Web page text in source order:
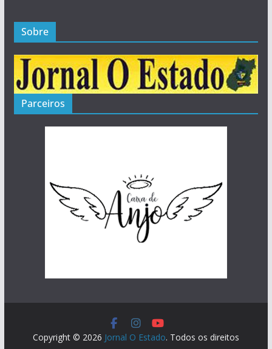
Sobre
Parceiros
Copyright © 2026 Jornal O Estado. Todos os direitos